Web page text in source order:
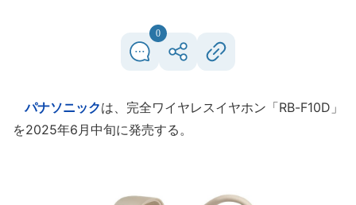
0
パナソニックは、完全ワイヤレスイヤホン「RB-F10D」
を2025年6月中旬に発売する。